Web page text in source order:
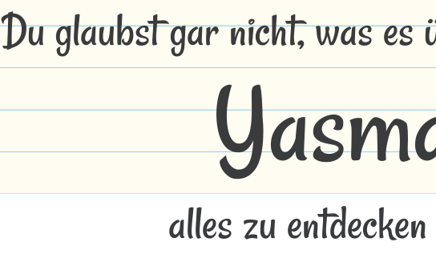
Du glaubst gar nicht, was es
alles zu